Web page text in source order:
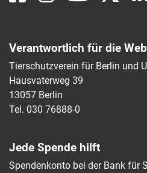
Verantwortlich für die
Tierschutzverein für Berlin und
Hausvaterweg 39
13057 Berlin
Tel. 030 76888-0
Jede Spende hilft
Spendenkonto bei der Bank für